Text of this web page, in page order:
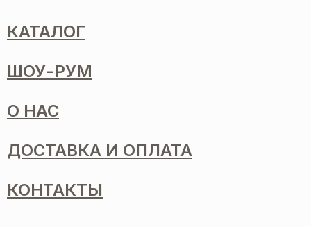
КАТАЛОГ
ШОУ-РУМ
О НАС
ДОСТАВКА И ОПЛАТА
КОНТАКТЫ